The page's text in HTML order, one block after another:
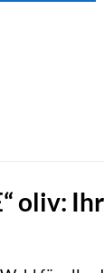
oliv: